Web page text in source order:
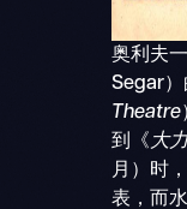
奥利夫
Segar）
Theatre
到《大力
月）时
表，而